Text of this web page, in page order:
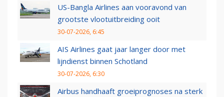
US-Bangla Airlines aan vooravond van
grootste vlootuitbreiding ooit
30-07-2026, 6:45
AIS Airlines gaat jaar langer door met
lijndienst binnen Schotland
30-07-2026, 6:30
Airbus handhaaft groeiprognoses na sterk